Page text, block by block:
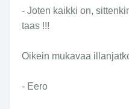
Sori, joo....
aivan
sanomaan tollasia.
Mutta kyllä täälläkin tän
Monta ihmistä itkee ja
Anteeks Virus,
- Joten kaikki on,
taas !!!
Oikein mukavaa
- Eero